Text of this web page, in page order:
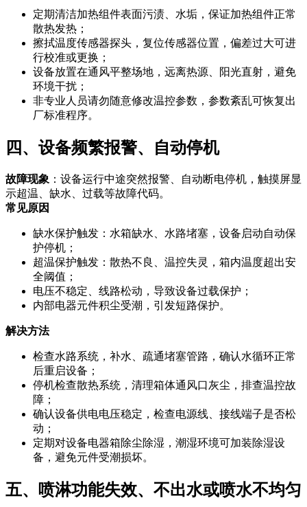
定期清洁加热组件表面污渍、水垢，保证加热组件正常
散热发热；
擦拭温度传感器探头，复位传感器位置，偏差过大可进
行校准或更换；
设备放置在通风平整场地，远离热源、阳光直射，避免
环境干扰；
非专业人员请勿随意修改温控参数，参数紊乱可恢复出
厂标准程序。
四、设备频繁报警、自动停机
故障现象 ：设备运行中途突然报警、自动断电停机，触摸屏显
示超温、缺水、过载等故障代码。
常见原因
缺水保护触发：水箱缺水、水路堵塞，设备启动自动保
护停机；
超温保护触发：散热不良、温控失灵，箱内温度超出安
全阈值；
电压不稳定、线路松动，导致设备过载保护；
内部电器元件积尘受潮，引发短路保护。
解决方法
检查水路系统，补水、疏通堵塞管路，确认水循环正常
后重启设备；
停机检查散热系统，清理箱体通风口灰尘，排查温控故
障；
确认设备供电电压稳定，检查电源线、接线端子是否松
动；
定期对设备电器箱除尘除湿，潮湿环境可加装除湿设
备，避免元件受潮损坏。
五、喷淋功能失效、不出水或喷水不均匀